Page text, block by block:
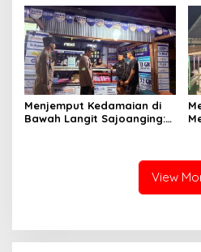
Menjemput Kedamaian di
Bawah Langit Sajoanging:
View